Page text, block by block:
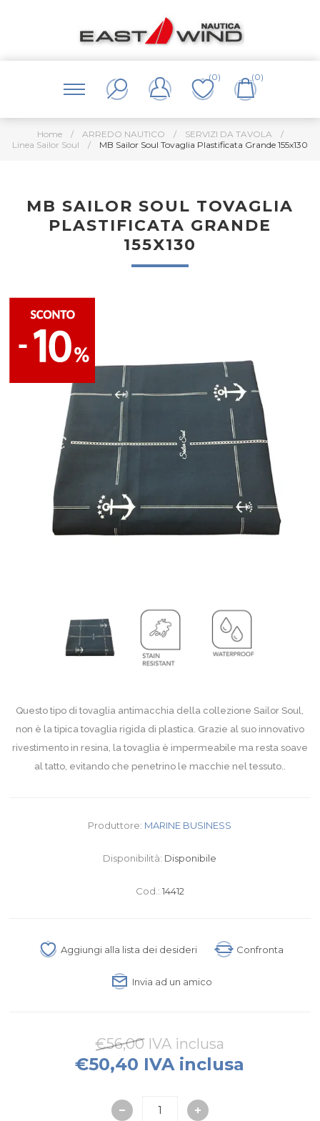
(0) (0)
Home / ARREDO NAUTICO / SERVIZI DA TAVOLA
/
Linea Sailor Soul
/ MB Sailor Soul Tovaglia Plastificata Grande 155x130
MB SAILOR SOUL TOVAGLIA
PLASTIFICATA GRANDE
155X130
Questo tipo di tovaglia antimacchia della collezione Sailor Soul,
non è la tipica tovaglia rigida di plastica. Grazie al suo innovativo
rivestimento in resina, la tovaglia è impermeabile ma resta soave
al tatto, evitando che penetrino le macchie nel tessuto..
Produttore: MARINE BUSINESS
Disponibilità: Disponibile
Cod.: 14412
Aggiungi alla lista dei desideri Confronta
Invia ad un amico
€56,00 IVA inclusa
€50,40 IVA inclusa